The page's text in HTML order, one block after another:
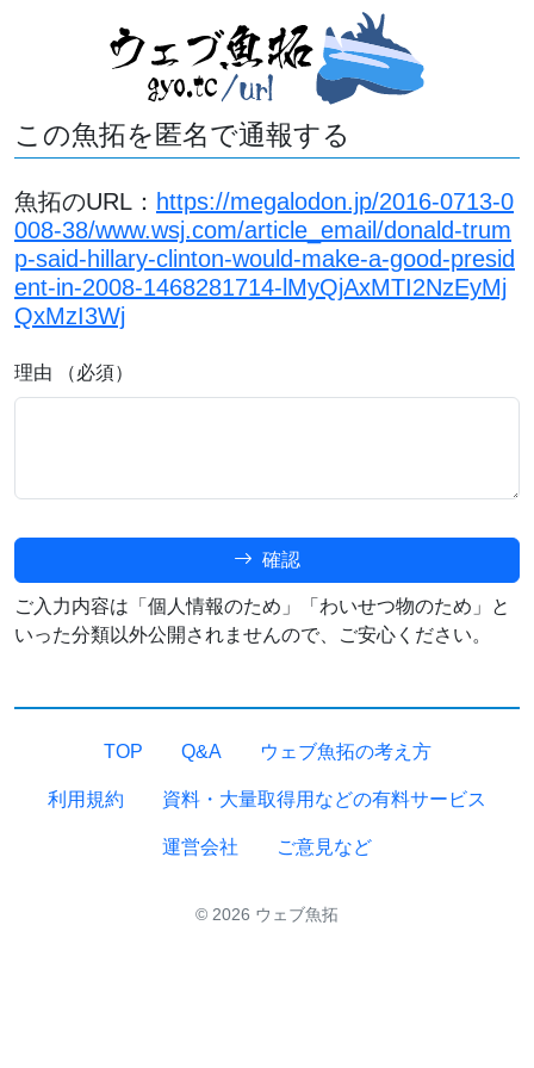
この魚拓を匿名で通報する
魚拓のURL： https://megalodon.jp/2016-0713-0
008-38/www.wsj.com/article_email/donald-trum
p-said-hillary-clinton-would-make-a-good-presid
ent-in-2008-1468281714-lMyQjAxMTI2NzEyMj
QxMzI3Wj
理由 （必須）
確認
ご入力内容は「個人情報のため」「わいせつ物のため」と
いった分類以外公開されませんので、ご安心ください。
TOP Q&A ウェブ魚拓の考え方
利用規約 資料・大量取得用などの有料サービス
運営会社 ご意見など
© 2026 ウェブ魚拓